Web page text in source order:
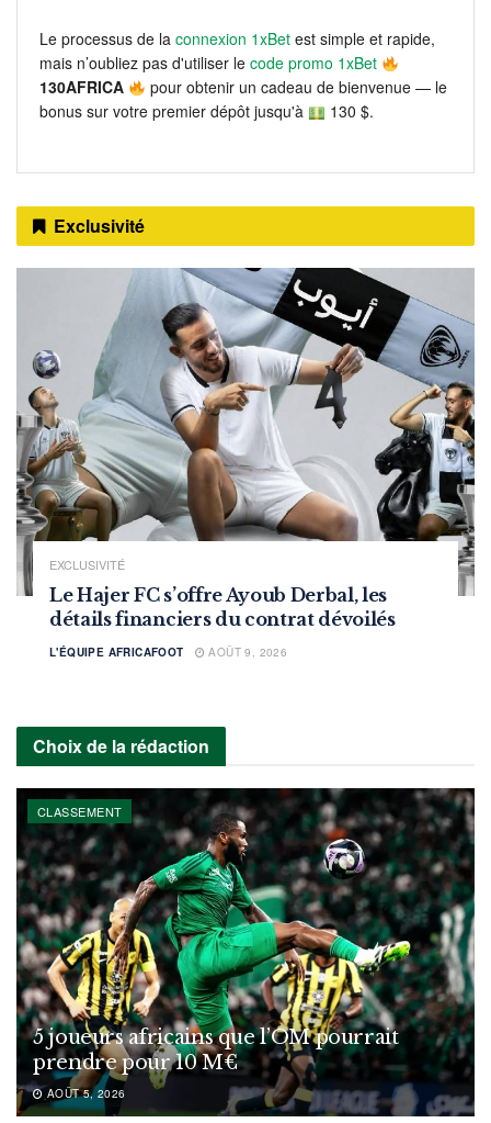
Le processus de la connexion 1xBet est simple et rapide,
mais n’oubliez pas d'utiliser le code promo 1xBet
130AFRICA
pour obtenir un cadeau de bienvenue — le
bonus sur votre premier dépôt jusqu'à
130 $.
Exclusivité
EXCLUSIVITÉ
Le Hajer FC s’offre Ayoub Derbal, les
détails financiers du contrat dévoilés
L'ÉQUIPE AFRICAFOOT AOÛT 9, 2026
Choix de la rédaction
CLASSEMENT
5 joueurs africains que l’OM pourrait
prendre pour 10 M€
AOÛT 5, 2026